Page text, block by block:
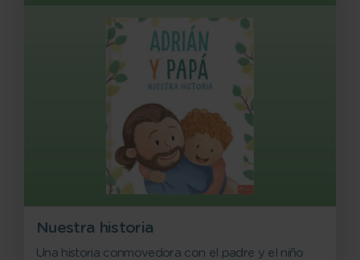
Nuestra historia
Una historia conmovedora con el padre y el niño